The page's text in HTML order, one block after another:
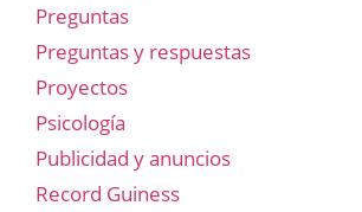
Preguntas
Preguntas y respuestas
Proyectos
Psicología
Publicidad y anuncios
Record Guiness